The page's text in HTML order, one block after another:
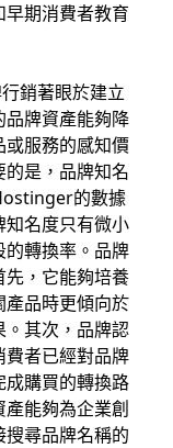
期消費者教育
銷著眼於建立
牌資產能夠降
服務的感知價
是，品牌知名
的數據
知名度只有微小
轉換率。品牌
，它能夠培養
品時更傾向於
其次，品牌認
者已經對品牌
購買的轉換路
能夠為企業創
尋品牌名稱的